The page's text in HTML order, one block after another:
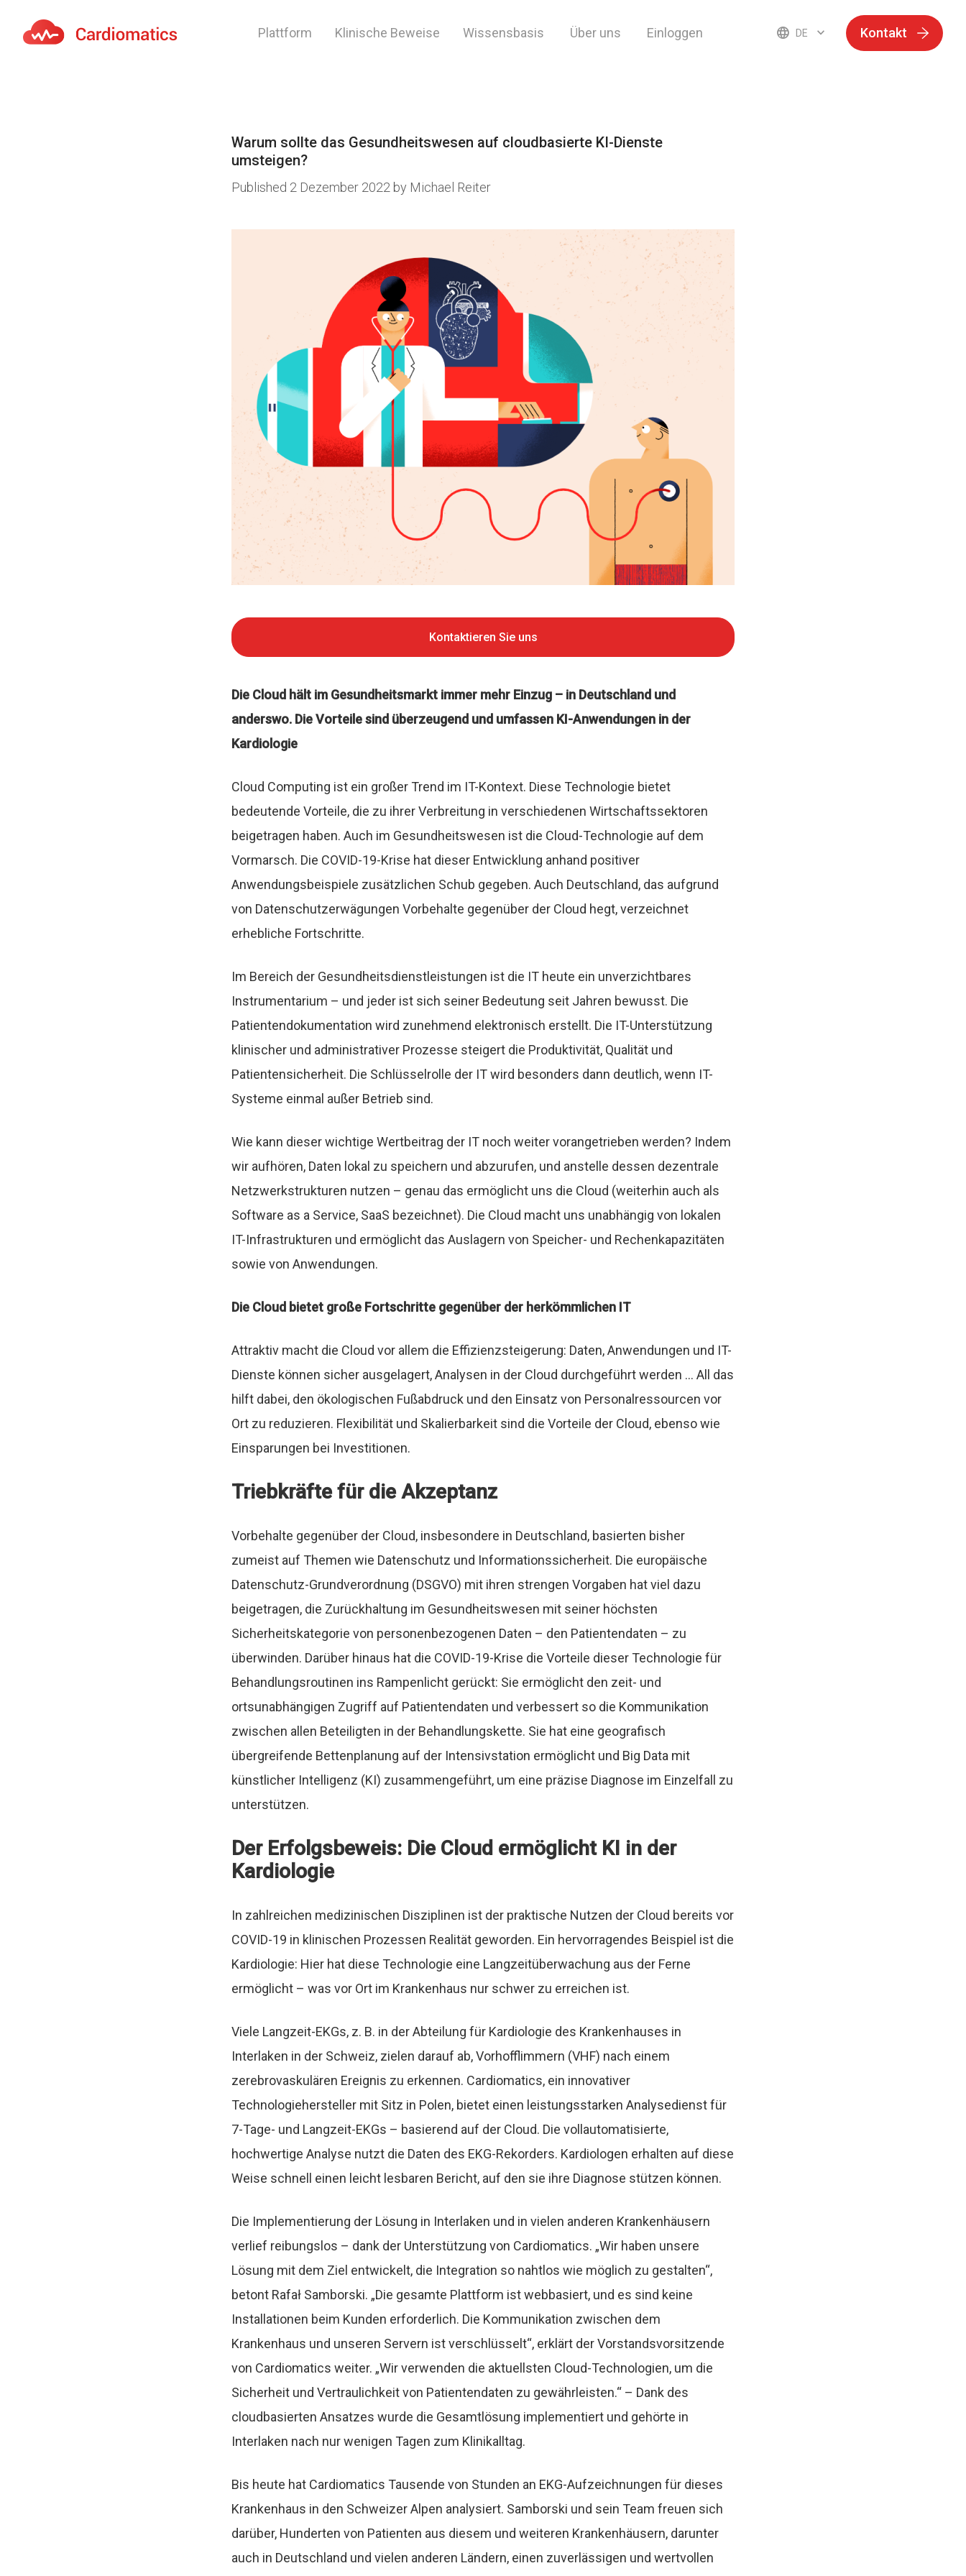
Plattform Klinische Beweise Wissensbasis Über uns Einloggen DE Kontakt
Warum sollte das Gesundheitswesen auf cloudbasierte KI-Dienste
umsteigen?
Published 2 Dezember 2022 by Michael Reiter
Kontaktieren Sie uns
Die Cloud hält im Gesundheitsmarkt immer mehr Einzug – in Deutschland und
anderswo. Die Vorteile sind überzeugend und umfassen KI-Anwendungen in der
Kardiologie
Cloud Computing ist ein großer Trend im IT-Kontext. Diese Technologie bietet
bedeutende Vorteile, die zu ihrer Verbreitung in verschiedenen Wirtschaftssektoren
beigetragen haben. Auch im Gesundheitswesen ist die Cloud-Technologie auf dem
Vormarsch. Die COVID-19-Krise hat dieser Entwicklung anhand positiver
Anwendungsbeispiele zusätzlichen Schub gegeben. Auch Deutschland, das aufgrund
von Datenschutzerwägungen Vorbehalte gegenüber der Cloud hegt, verzeichnet
erhebliche Fortschritte.
Im Bereich der Gesundheitsdienstleistungen ist die IT heute ein unverzichtbares
Instrumentarium – und jeder ist sich seiner Bedeutung seit Jahren bewusst. Die
Patientendokumentation wird zunehmend elektronisch erstellt. Die IT-Unterstützung
klinischer und administrativer Prozesse steigert die Produktivität, Qualität und
Patientensicherheit. Die Schlüsselrolle der IT wird besonders dann deutlich, wenn IT-
Systeme einmal außer Betrieb sind.
Wie kann dieser wichtige Wertbeitrag der IT noch weiter vorangetrieben werden? Indem
wir aufhören, Daten lokal zu speichern und abzurufen, und anstelle dessen dezentrale
Netzwerkstrukturen nutzen – genau das ermöglicht uns die Cloud (weiterhin auch als
Software as a Service, SaaS bezeichnet). Die Cloud macht uns unabhängig von lokalen
IT-Infrastrukturen und ermöglicht das Auslagern von Speicher- und Rechenkapazitäten
sowie von Anwendungen.
Die Cloud bietet große Fortschritte gegenüber der herkömmlichen IT
Attraktiv macht die Cloud vor allem die Effizienzsteigerung: Daten, Anwendungen und IT-
Dienste können sicher ausgelagert, Analysen in der Cloud durchgeführt werden … All das
hilft dabei, den ökologischen Fußabdruck und den Einsatz von Personalressourcen vor
Ort zu reduzieren. Flexibilität und Skalierbarkeit sind die Vorteile der Cloud, ebenso wie
Einsparungen bei Investitionen.
Triebkräfte für die Akzeptanz
Vorbehalte gegenüber der Cloud, insbesondere in Deutschland, basierten bisher
zumeist auf Themen wie Datenschutz und Informationssicherheit. Die europäische
Datenschutz-Grundverordnung (DSGVO) mit ihren strengen Vorgaben hat viel dazu
beigetragen, die Zurückhaltung im Gesundheitswesen mit seiner höchsten
Sicherheitskategorie von personenbezogenen Daten – den Patientendaten – zu
überwinden. Darüber hinaus hat die COVID-19-Krise die Vorteile dieser Technologie für
Behandlungsroutinen ins Rampenlicht gerückt: Sie ermöglicht den zeit- und
ortsunabhängigen Zugriff auf Patientendaten und verbessert so die Kommunikation
zwischen allen Beteiligten in der Behandlungskette. Sie hat eine geografisch
übergreifende Bettenplanung auf der Intensivstation ermöglicht und Big Data mit
künstlicher Intelligenz (KI) zusammengeführt, um eine präzise Diagnose im Einzelfall zu
unterstützen.
Der Erfolgsbeweis: Die Cloud ermöglicht KI in der
Kardiologie
In zahlreichen medizinischen Disziplinen ist der praktische Nutzen der Cloud bereits vor
COVID-19 in klinischen Prozessen Realität geworden. Ein hervorragendes Beispiel ist die
Kardiologie: Hier hat diese Technologie eine Langzeitüberwachung aus der Ferne
ermöglicht – was vor Ort im Krankenhaus nur schwer zu erreichen ist.
Viele Langzeit-EKGs, z. B. in der Abteilung für Kardiologie des Krankenhauses in
Interlaken in der Schweiz, zielen darauf ab, Vorhofflimmern (VHF) nach einem
zerebrovaskulären Ereignis zu erkennen. Cardiomatics, ein innovativer
Technologiehersteller mit Sitz in Polen, bietet einen leistungsstarken Analysedienst für
7-Tage- und Langzeit-EKGs – basierend auf der Cloud. Die vollautomatisierte,
hochwertige Analyse nutzt die Daten des EKG-Rekorders. Kardiologen erhalten auf diese
Weise schnell einen leicht lesbaren Bericht, auf den sie ihre Diagnose stützen können.
Die Implementierung der Lösung in Interlaken und in vielen anderen Krankenhäusern
verlief reibungslos – dank der Unterstützung von Cardiomatics. „Wir haben unsere
Lösung mit dem Ziel entwickelt, die Integration so nahtlos wie möglich zu gestalten“,
betont Rafał Samborski. „Die gesamte Plattform ist webbasiert, und es sind keine
Installationen beim Kunden erforderlich. Die Kommunikation zwischen dem
Krankenhaus und unseren Servern ist verschlüsselt“, erklärt der Vorstandsvorsitzende
von Cardiomatics weiter. „Wir verwenden die aktuellsten Cloud-Technologien, um die
Sicherheit und Vertraulichkeit von Patientendaten zu gewährleisten.“ – Dank des
cloudbasierten Ansatzes wurde die Gesamtlösung implementiert und gehörte in
Interlaken nach nur wenigen Tagen zum Klinikalltag.
Bis heute hat Cardiomatics Tausende von Stunden an EKG-Aufzeichnungen für dieses
Krankenhaus in den Schweizer Alpen analysiert. Samborski und sein Team freuen sich
darüber, Hunderten von Patienten aus diesem und weiteren Krankenhäusern, darunter
auch in Deutschland und vielen anderen Ländern, einen zuverlässigen und wertvollen